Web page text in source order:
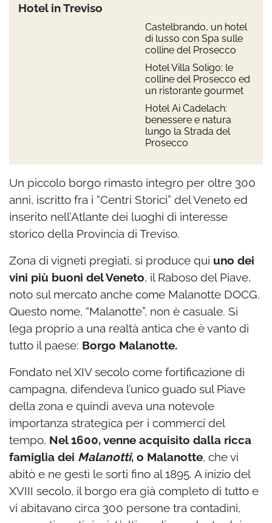
Hotel in Treviso
Castelbrando, un hotel
di lusso con Spa sulle
colline del Prosecco
Hotel Villa Soligo: le
colline del Prosecco ed
un ristorante gourmet
Hotel Ai Cadelach:
benessere e natura
lungo la Strada del
Prosecco
Un piccolo borgo rimasto integro per oltre 300
anni, iscritto fra i “Centri Storici” del Veneto ed
inserito nell’Atlante dei luoghi di interesse
storico della Provincia di Treviso.
Zona di vigneti pregiati, si produce qui uno dei
vini più buoni del Veneto, il Raboso del Piave,
noto sul mercato anche come Malanotte DOCG.
Questo nome, “Malanotte”, non è casuale. Si
lega proprio a una realtà antica che è vanto di
tutto il paese: Borgo Malanotte.
Fondato nel XIV secolo come fortificazione di
campagna, difendeva l’unico guado sul Piave
della zona e quindi aveva una notevole
importanza strategica per i commerci del
tempo. Nel 1600, venne acquisito dalla ricca
famiglia dei Malanotti, o Malanotte, che vi
abitò e ne gestì le sorti fino al 1895. A inizio del
XVIII secolo, il borgo era già completo di tutto e
vi abitavano circa 300 persone tra contadini,